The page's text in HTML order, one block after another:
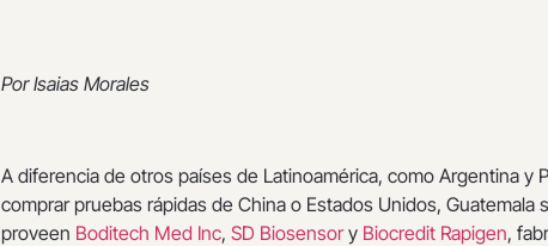
Por Isaias Morales
A diferencia de otros países de Latinoamérica, como Argentina y
comprar pruebas rápidas de China o Estados Unidos, Guatemala
proveen Boditech Med Inc, SD Biosensory Biocredit Rapigen,